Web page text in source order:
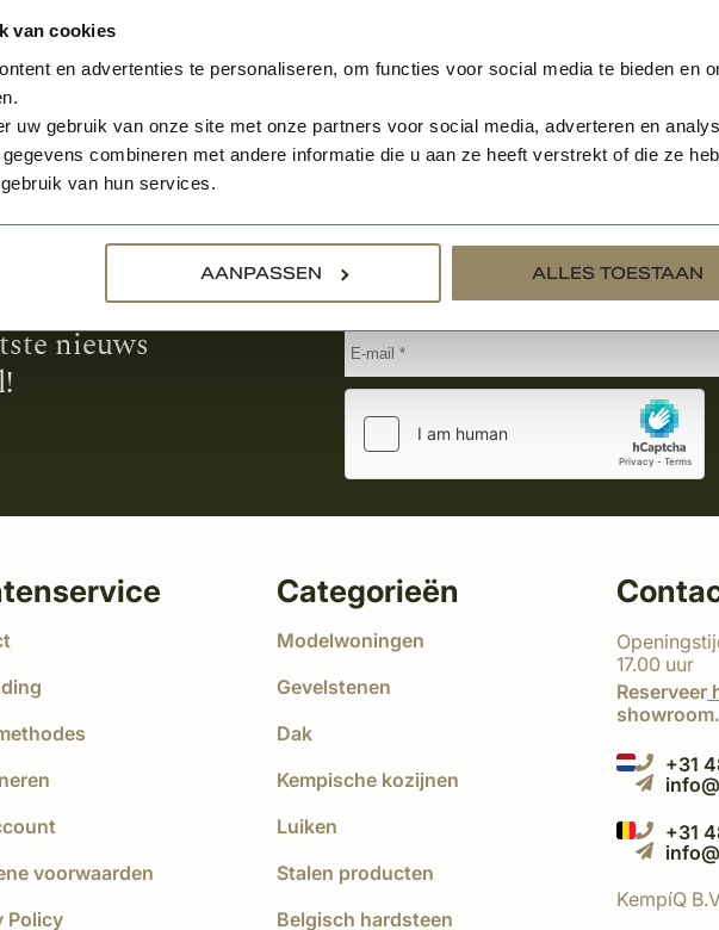
van cookies
en advertenties te personaliseren, om functies voor social media te bieden en
uw gebruik van onze site met onze partners voor social media, adverteren en
combineren met andere informatie die u aan ze heeft verstrekt of die ze
van hun services.
AANPASSEN ALLES TOESTAAN
nieuws
voorwaarden
Policy
Categorieën
Modelwoningen
Gevelstenen
Dak
Kempische kozijnen
Luiken
Stalen producten
Belgisch hardsteen
17.00 uur
Reserveer
showroom.
+31
+31
KempíQ